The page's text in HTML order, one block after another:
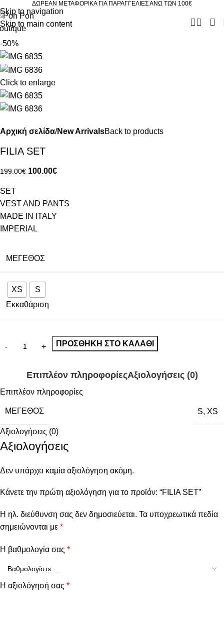
Skip to navigation
Skip to main content
ΔΩΡΕΑΝ ΜΕΤΑΦΟΡΙΚΑ ΓΙΑ ΠΑΡΑΓΓΕΛΙΕΣ ΑΝΩ ΤΩΝ 100€
-50%
Click to enlarge
Αρχική σελίδα New ArrivalsBack to products
FILIA SET
199.00€ 100.00€
SET
VEST AND PANTS
MADE IN ITALY
IMPERIAL
ΜΈΓΕΘΟΣ
XS
S
Εκκαθάριση
ΠΡΟΣΘΉΚΗ ΣΤΟ ΚΑΛΆΘΙ
Επιπλέον πληροφορίεςΑξιολογήσεις (0)
Επιπλέον πληροφορίες
ΜΈΓΕΘΟΣ S, XS
Αξιολογήσεις (0)
Αξιολογήσεις
Δεν υπάρχει καμία αξιολόγηση ακόμη.
Κάνετε την πρώτη αξιολόγηση για το προϊόν: “FILIA SET”
Η ηλ. διεύθυνση σας δεν δημοσιεύεται. Τα υποχρεωτικά πεδία
σημειώνονται με *
Η βαθμολογία σας *
Η αξιολόγησή σας *